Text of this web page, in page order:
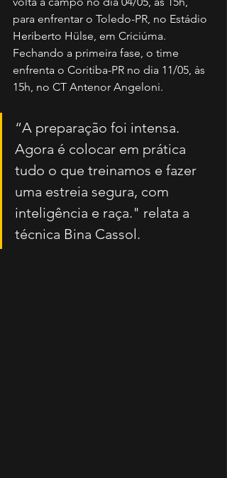
para enfrentar o Toledo-PR, no Estádio
Heriberto Hülse, em Criciúma.
Fechando a primeira fase, o time
enfrenta o Coritiba-PR no dia 11/05, às
15h, no CT Antenor Angeloni.
“A preparação foi intensa.
Agora é colocar em prática
tudo o que treinamos e fazer
uma estreia segura, com
inteligência e raça." relata a
técnica Bina Cassol.